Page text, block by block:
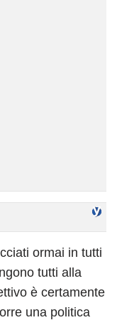
ormai in tutti
tutti alla
è certamente
una politica